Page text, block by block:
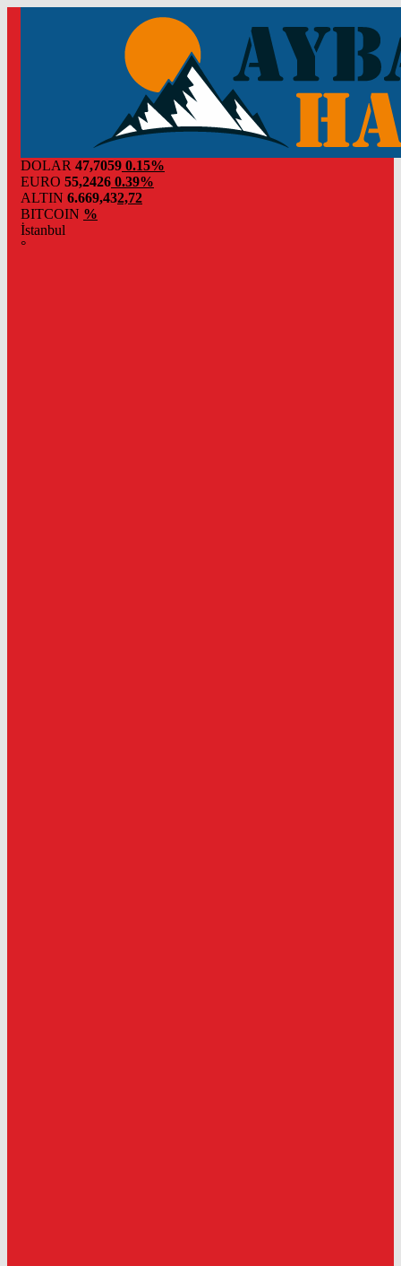
DOLAR 47,7059 0.15%
EURO 55,2426 0.39%
ALTIN 6.669,432,72
BITCOIN %
İstanbul
°